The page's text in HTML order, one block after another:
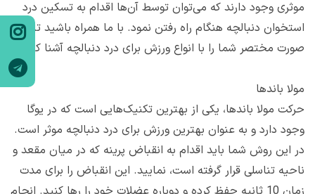
موثری وجود دارند که می‌توان توسط آن‌ها اقدام به تسکین درد
استخوان دنبالچه هنگام راه رفتن نمود. با ما همراه باشید تا به
صورت مختصر شما را با انواع ورزش برای درد دنبالچه آشنا کنیم:
مولا باندها
حرکت مولا باندها، یکی از بهترین تکنیک‌هایی است که در یوگا
وجود دارد و به عنوان بهترین ورزش برای درد دنبالچه موثر است.
در این روش شما باید اقدام به انقباض پرینه که در میان مقعد و
ناحیه تناسلی قرار گرفته است، نمایید. این انقباض را برای مدت